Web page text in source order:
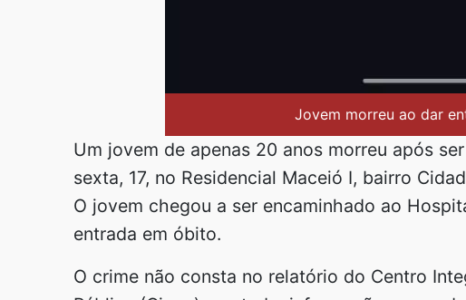
Jovem morreu ao dar
Um jovem de apenas 20 anos morreu após
sexta, 17, no Residencial Maceió I, bairro
O jovem chegou a ser encaminhado ao
entrada em óbito.
O crime não consta no relatório do Centro